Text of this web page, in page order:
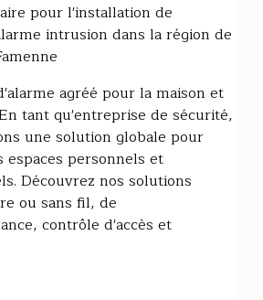
pour l'installation de
intrusion dans la région de
agréé pour la maison et
tant qu'entreprise de sécurité,
une solution globale pour
espaces personnels et
Découvrez nos solutions
ou sans fil, de
contrôle d'accès et